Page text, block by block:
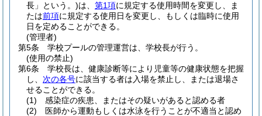
長」という。)は、 第1項に規定する使用時間を変更し、ま
たは前項に規定する使用日を変更し、もしくは臨時に使用
日を定めることができる。
(管理者)
第5条
学校プールの管理運営は、学校長が行う。
(使用の禁止)
第6条
学校長は、健康診断等により児童等の健康状態を把握
し、 次の各号に該当する者は入場を禁止し、または退場さ
せることができる。
(1)
感染症の疾患、またはその疑いがあると認める者
(2)
医師から運動もしくは水泳を行うことが不適当と認め